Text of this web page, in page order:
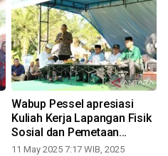
Wabup Pessel apresiasi
Kuliah Kerja Lapangan Fisik
Sosial dan Pemetaan
Geografi 2025
11 May 2025 7:17 WIB, 2025